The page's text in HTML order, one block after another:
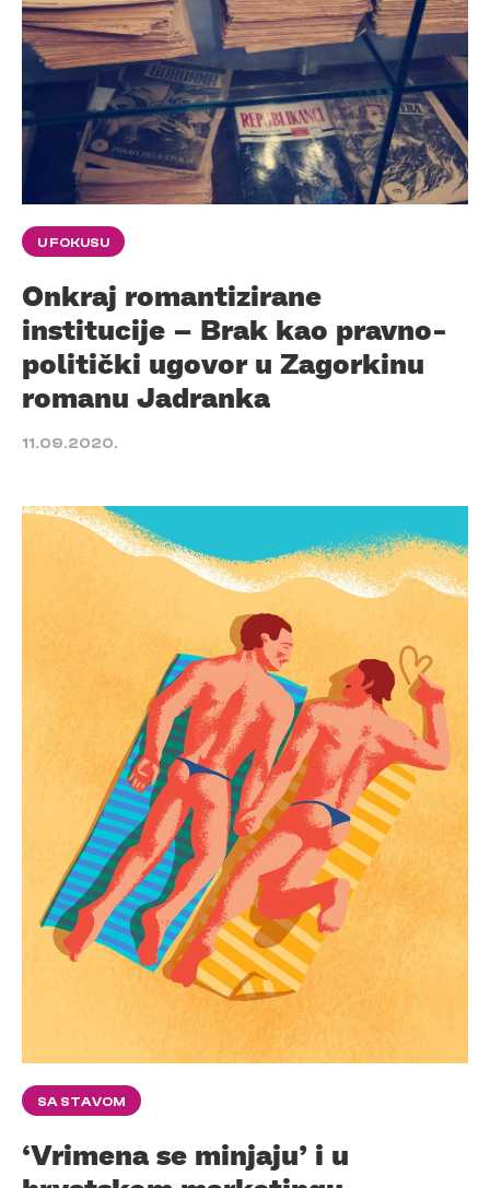
U FOKUSU
Onkraj romantizirane
institucije – Brak kao pravno-
politički ugovor u Zagorkinu
romanu Jadranka
11.09.2020.
SA STAVOM
‘Vrimena se minjaju’ i u